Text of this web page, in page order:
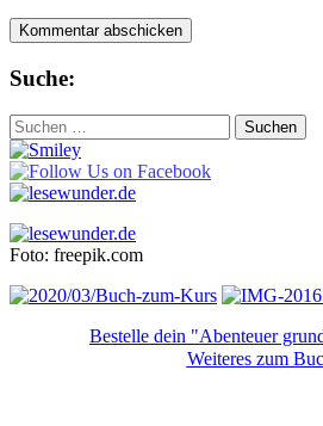
Suche:
Suchen
nach:
Foto: freepik.com
Bestelle dein "Abenteuer
Weiteres zum